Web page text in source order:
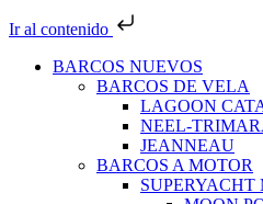
Ir al contenido
BARCOS NUEVOS
BARCOS DE VELA
LAGOON
NEEL-
JEANNEAU
BARCOS A MOTOR